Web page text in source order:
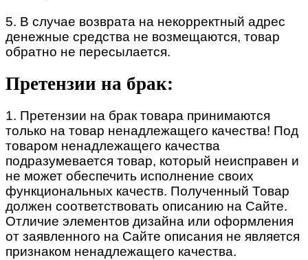
5. В случае возврата на некорректный адрес
денежные средства не возмещаются, товар
обратно не пересылается.
Претензии на брак:
1. Претензии на брак товара принимаются
только на товар ненадлежащего качества! Под
товаром ненадлежащего качества
подразумевается товар, который неисправен и
не может обеспечить исполнение своих
функциональных качеств. Полученный Товар
должен соответствовать описанию на Сайте.
Отличие элементов дизайна или оформления
от заявленного на Сайте описания не является
признаком ненадлежащего качества.